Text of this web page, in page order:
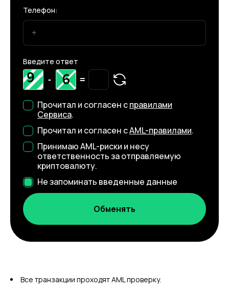
Телефон:
Введите ответ
- =
Прочитал и согласен справилами
Сервиса.
Прочитал и согласен сAML-правилами.
Принимаю AML-риски и несу
ответственность за отправляемую
криптовалюту.
Не запоминать введенные данные
Все транзакции проходят AML проверку.